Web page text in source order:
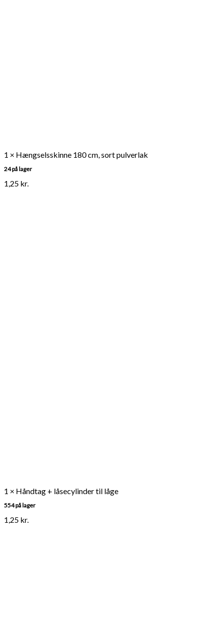
1 × Hængselsskinne 180 cm, sort pulverlak
24 på lager
1,25 kr.
1 × Håndtag + låsecylinder til låge
554 på lager
1,25 kr.